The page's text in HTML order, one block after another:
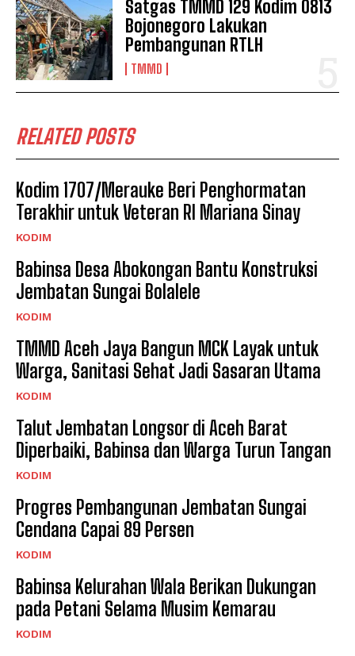
Satgas TMMD 129 Kodim 0813
Bojonegoro Lakukan
Pembangunan RTLH
TMMD
RELATED POSTS
Kodim 1707/Merauke Beri Penghormatan
Terakhir untuk Veteran RI Mariana Sinay
KODIM
Babinsa Desa Abokongan Bantu Konstruksi
Jembatan Sungai Bolalele
KODIM
TMMD Aceh Jaya Bangun MCK Layak untuk
Warga, Sanitasi Sehat Jadi Sasaran Utama
KODIM
Talut Jembatan Longsor di Aceh Barat
Diperbaiki, Babinsa dan Warga Turun Tangan
KODIM
Progres Pembangunan Jembatan Sungai
Cendana Capai 89 Persen
KODIM
Babinsa Kelurahan Wala Berikan Dukungan
pada Petani Selama Musim Kemarau
KODIM